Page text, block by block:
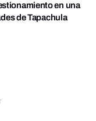
en una
de Tapachula